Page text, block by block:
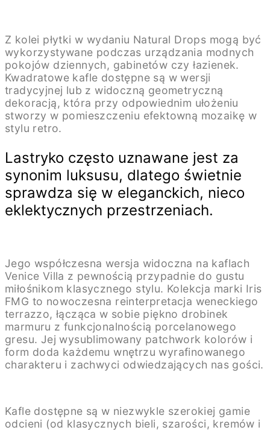
Z kolei płytki w wydaniu Natural Drops mogą być
wykorzystywane podczas urządzania modnych
pokojów dziennych, gabinetów czy łazienek.
Kwadratowe kafle dostępne są w wersji
tradycyjnej lub z widoczną geometryczną
dekoracją, która przy odpowiednim ułożeniu
stworzy w pomieszczeniu efektowną mozaikę w
stylu retro.
Lastryko często uznawane jest za
synonim luksusu, dlatego świetnie
sprawdza się w eleganckich, nieco
eklektycznych przestrzeniach.
Jego współczesna wersja widoczna na kaflach
Venice Villa z pewnością przypadnie do gustu
miłośnikom klasycznego stylu. Kolekcja marki Iris
FMG to nowoczesna reinterpretacja weneckiego
terrazzo, łącząca w sobie piękno drobinek
marmuru z funkcjonalnością porcelanowego
gresu. Jej wysublimowany patchwork kolorów i
form doda każdemu wnętrzu wyrafinowanego
charakteru i zachwyci odwiedzających nas gości.
Kafle dostępne są w niezwykle szerokiej gamie
odcieni (od klasycznych bieli, szarości, kremów i